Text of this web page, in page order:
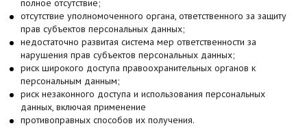
полное отсутствие;
отсутствие уполномоченного органа, ответственного за защиту
прав субъектов персональных данных;
недостаточно развитая система мер ответственности за
нарушения прав субъектов персональных данных;
риск широкого доступа правоохранительных органов к
персональным данным;
риск незаконного доступа и использования персональных
данных, включая применение
противоправных способов их получения.